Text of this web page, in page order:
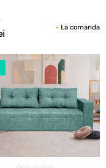
La comanda